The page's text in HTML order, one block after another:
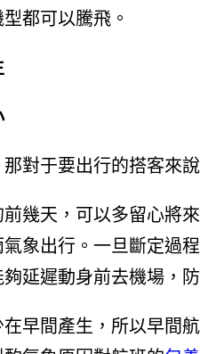
都可以騰飛。
對于要出行的搭客來
幾天，可以多留心將
象出行。一旦斷定過
延遲動身前去機場，
早間產生，所以早間